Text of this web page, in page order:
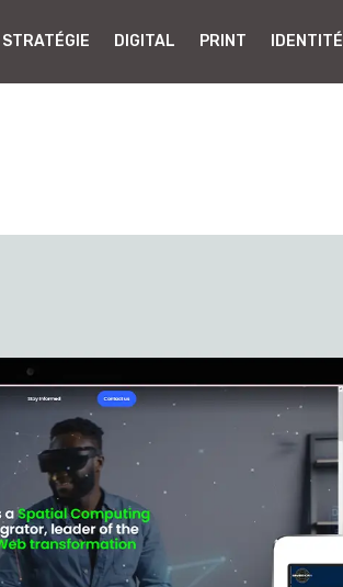
STRATÉGIE DIGITAL PRINT IDENTITÉ